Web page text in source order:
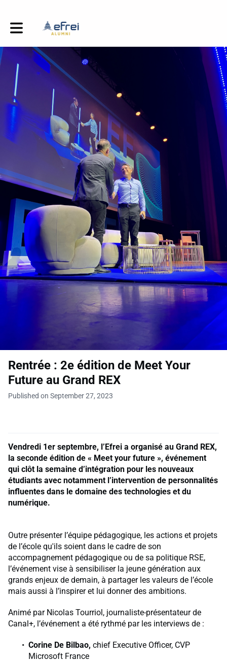
Toggle main navigation
Rentrée : 2e édition de Meet Your
Future au Grand REX
Published on September 27, 2023
Vendredi 1er septembre, l’Efrei a organisé au Grand REX,
la seconde édition de « Meet your future », événement
qui clôt la semaine d’intégration pour les nouveaux
étudiants avec notamment l’intervention de personnalités
influentes dans le domaine des technologies et du
numérique.
Outre présenter l’équipe pédagogique, les actions et projets
de l’école qu'ils soient dans le cadre de son
accompagnement pédagogique ou de sa politique RSE,
l’événement vise à sensibiliser la jeune génération aux
grands enjeux de demain, à partager les valeurs de l’école
mais aussi à l’inspirer et lui donner des ambitions.
Animé par Nicolas Tourriol, journaliste-présentateur de
Canal+, l’événement a été rythmé par les interviews de :
Corine De Bilbao, chief Executive Officer, CVP
Microsoft France